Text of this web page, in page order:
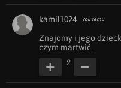
kamil1024 rok temu
Znajomy i jego
czym martwić.
9